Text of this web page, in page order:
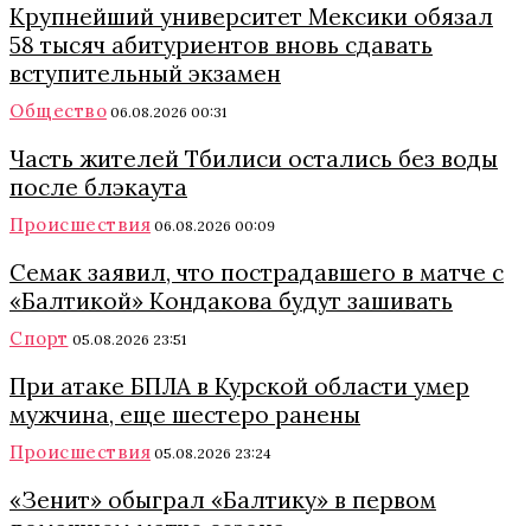
Крупнейший университет Мексики обязал
58 тысяч абитуриентов вновь сдавать
вступительный экзамен
Общество 06.08.2026 00:31
Часть жителей Тбилиси остались без воды
после блэкаута
Происшествия 06.08.2026 00:09
Семак заявил, что пострадавшего в матче с
«Балтикой» Кондакова будут зашивать
Спорт 05.08.2026 23:51
При атаке БПЛА в Курской области умер
мужчина, еще шестеро ранены
Происшествия 05.08.2026 23:24
«Зенит» обыграл «Балтику» в первом